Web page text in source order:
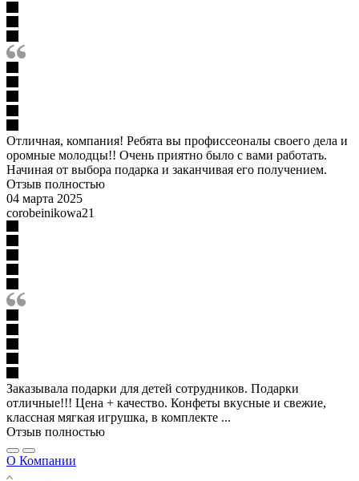
Отличная, компания! Ребята вы профиссеоналы своего дела и
оромные молодцы!! Очень приятно было с вами работать.
Начиная от выбора подарка и заканчивая его получением.
Отзыв полностью
04 марта 2025
corobeinikowa21
Заказывала подарки для детей сотрудников. Подарки
отличные!!! Цена + качество. Конфеты вкусные и свежие,
классная мягкая игрушка, в комплекте ...
Отзыв полностью
О Компании